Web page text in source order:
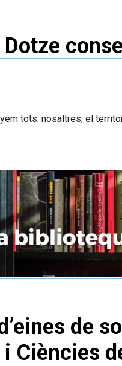
tots: nosaltres, el
de
Ciències